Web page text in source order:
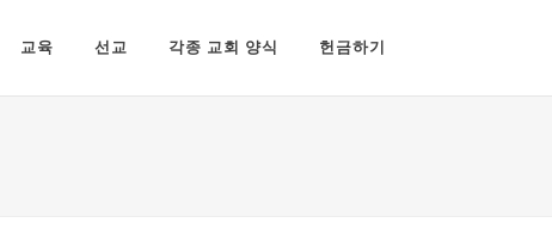
교육 선교 각종 교회 양식 헌금하기